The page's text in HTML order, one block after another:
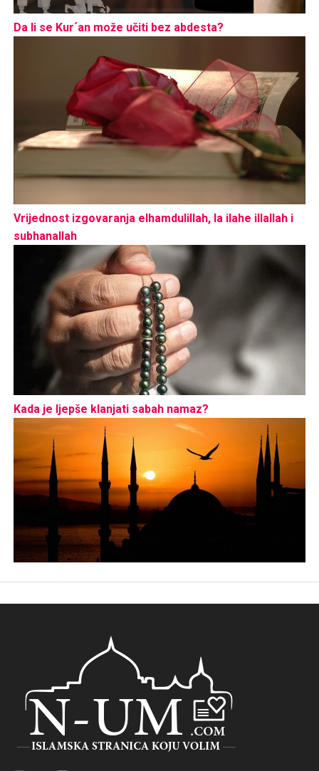
Da li se Kur´an može učiti bez abdesta?
Vrijednost izgovaranja elhamdulillah, la ilahe illallah i
subhanallah
Kada je ljepše klanjati sabah namaz?